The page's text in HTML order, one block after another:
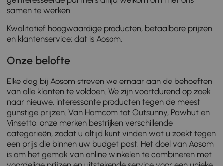
samen te werken.
Kwalitatief hoogwaardige producten, betaalbare prijzen
en klantenservice: dat is Aosom.
Onze belofte
Elke dag bij Aosom streven we ernaar aan de behoeften
van alle klanten te voldoen. We zijn voortdurend op zoek
naar nieuwe, interessante producten tegen de meest
gunstige prijzen. Van Homcom tot Outsunny, Pawhut en
Vinsetto, onze merken bestrijken verschillende
categorieën, zodat u altijd kunt vinden wat u zoekt tegen
een prijs die binnen uw budget past. Het doel van Aosom
is om het gemak van online winkelen te combineren met